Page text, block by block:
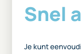
Snel
Je kunt